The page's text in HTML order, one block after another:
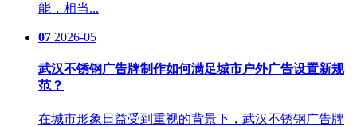
能，相当...
07 2026-05
武汉不锈钢广告牌制作如何满足城市户外广告设置新规
范？
在城市形象日益受到重视的背景下，武汉不锈钢广告牌